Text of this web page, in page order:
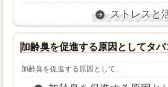
ストレスと
加齢臭を促進する原因としてタバ
加齢臭を促進する原因として...